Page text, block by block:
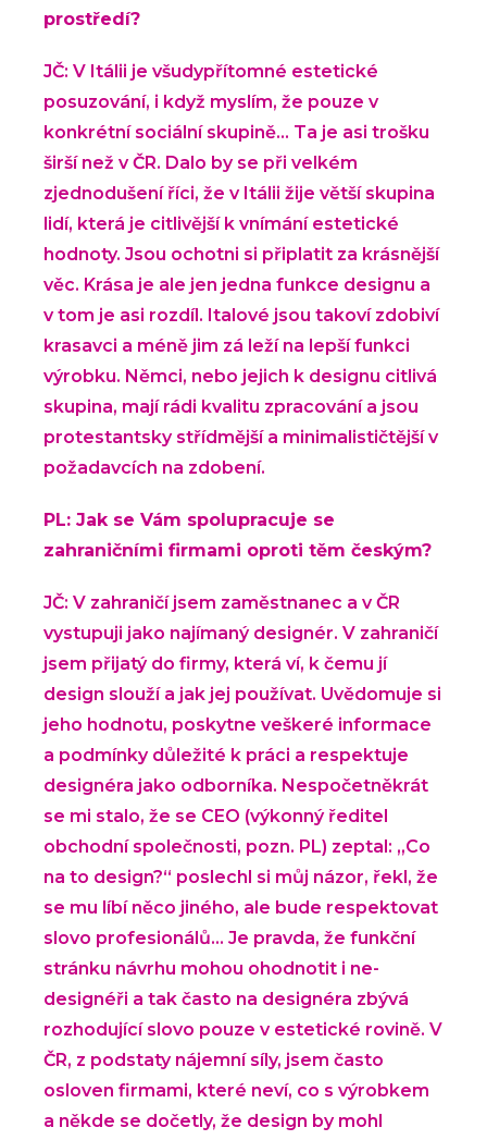
prostředí?
JČ: V Itálii je všudypřítomné estetické
posuzování, i když myslím, že pouze v
konkrétní sociální skupině… Ta je asi trošku
širší než v ČR. Dalo by se při velkém
zjednodušení říci, že v Itálii žije větší skupina
lidí, která je citlivější k vnímání estetické
hodnoty. Jsou ochotni si připlatit za krásnější
věc. Krása je ale jen jedna funkce designu a
v tom je asi rozdíl. Italové jsou takoví zdobiví
krasavci a méně jim zá leží na lepší funkci
výrobku. Němci, nebo jejich k designu citlivá
skupina, mají rádi kvalitu zpracování a jsou
protestantsky střídmější a minimalističtější v
požadavcích na zdobení.
PL: Jak se Vám spolupracuje se
zahraničními firmami oproti těm českým?
JČ: V zahraničí jsem zaměstnanec a v ČR
vystupuji jako najímaný designér. V zahraničí
jsem přijatý do firmy, která ví, k čemu jí
design slouží a jak jej používat. Uvědomuje si
jeho hodnotu, poskytne veškeré informace
a podmínky důležité k práci a respektuje
designéra jako odborníka. Nespočetněkrát
se mi stalo, že se CEO (výkonný ředitel
obchodní společnosti, pozn. PL) zeptal: „Co
na to design?“ poslechl si můj názor, řekl, že
se mu líbí něco jiného, ale bude respektovat
slovo profesionálů… Je pravda, že funkční
stránku návrhu mohou ohodnotit i ne-
designéři a tak často na designéra zbývá
rozhodující slovo pouze v estetické rovině. V
ČR, z podstaty nájemní síly, jsem často
osloven firmami, které neví, co s výrobkem
a někde se dočetly, že design by mohl